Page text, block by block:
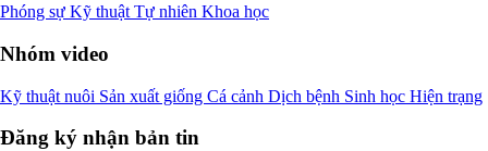
Phóng sự Kỹ thuật Tự nhiên Khoa học
Nhóm video
Kỹ thuật nuôi Sản xuất giống Cá cảnh Dịch bệnh Sinh học Hiện trạng
Đăng ký nhận bản tin